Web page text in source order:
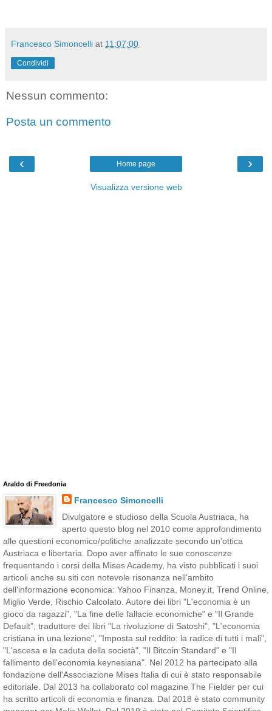
Francesco Simoncelli at 11:07:00
Condividi
Nessun commento:
Posta un commento
‹ ›
Home page
Visualizza versione web
Araldo di Freedonia
Francesco Simoncelli
Divulgatore e studioso della Scuola Austriaca, ha
aperto questo blog nel 2010 come approfondimento
alle questioni economico/politiche analizzate secondo un'ottica
Austriaca e libertaria. Dopo aver affinato le sue conoscenze
frequentando i corsi della Mises Academy, ha visto pubblicati i suoi
articoli anche su siti con notevole risonanza nell'ambito
dell'informazione economica: Yahoo Finanza, Money.it, Trend Online,
Miglio Verde, Rischio Calcolato. Autore dei libri "L'economia è un
gioco da ragazzi", "La fine delle fallacie economiche" e "Il Grande
Default"; traduttore dei libri "La rivoluzione di Satoshi", "L'economia
cristiana in una lezione", "Imposta sul reddito: la radice di tutti i mali",
"L'ascesa e la caduta della società", "Il Bitcoin Standard" e "Il
fallimento dell'economia keynesiana". Nel 2012 ha partecipato alla
fondazione dell'Associazione Mises Italia di cui è stato responsabile
editoriale. Dal 2013 ha collaborato col magazine The Fielder per cui
ha scritto articoli di economia e finanza. Dal 2018 è stato community